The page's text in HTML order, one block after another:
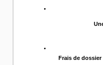
Frais de dossier